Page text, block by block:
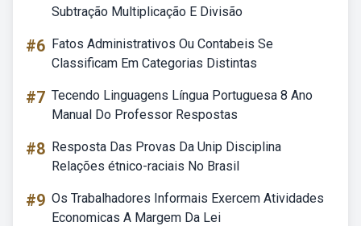
Subtração Multiplicação E Divisão
#6 Fatos Administrativos Ou Contabeis Se
Classificam Em Categorias Distintas
#7 Tecendo Linguagens Língua Portuguesa 8 Ano
Manual Do Professor Respostas
#8 Resposta Das Provas Da Unip Disciplina
Relações étnico-raciais No Brasil
#9 Os Trabalhadores Informais Exercem Atividades
Economicas A Margem Da Lei